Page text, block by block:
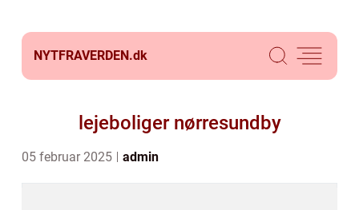
NYTFRAVERDEN.dk
lejeboliger nørresundby
05 februar 2025 admin